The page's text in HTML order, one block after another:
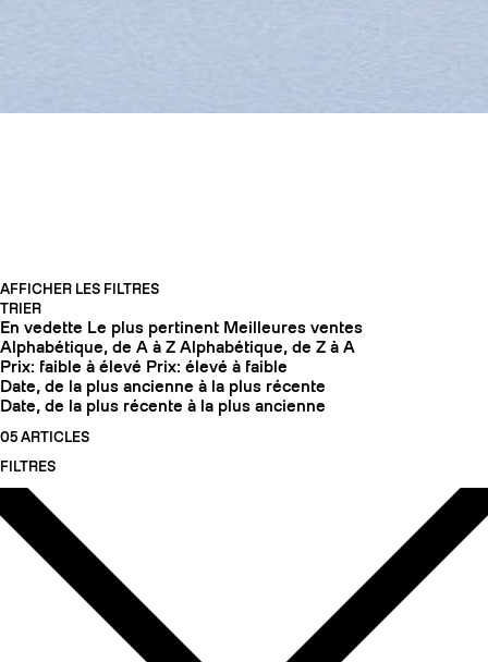
AFFICHER LES FILTRES
TRIER
En vedette Le plus pertinent Meilleures ventes
Alphabétique, de A à Z Alphabétique, de Z à A
Prix: faible à élevé Prix: élevé à faible
Date, de la plus ancienne à la plus récente
Date, de la plus récente à la plus ancienne
05 ARTICLES
FILTRES